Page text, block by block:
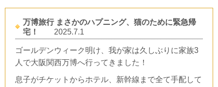
万博旅行 まさかのハプニング、猫のために緊急帰
宅！
2025.7.1
ゴールデンウィーク明け、我が家は久しぶりに家族3
人で大阪関西万博へ行ってきました！
息子がチケットからホテル、新幹線まで全て手配して